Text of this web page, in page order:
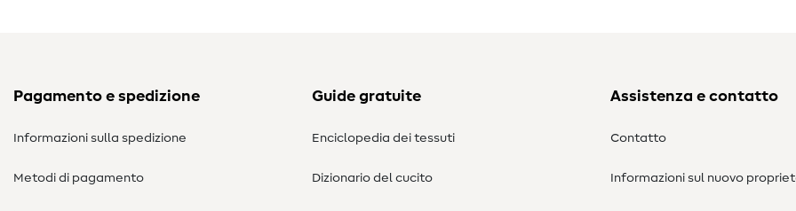
Pagamento e spedizione
Informazioni sulla spedizione
Metodi di pagamento
Guide gratuite
Enciclopedia dei tessuti
Dizionario del cucito
Assistenza e contatto
Contatto
Informazioni sul nuovo